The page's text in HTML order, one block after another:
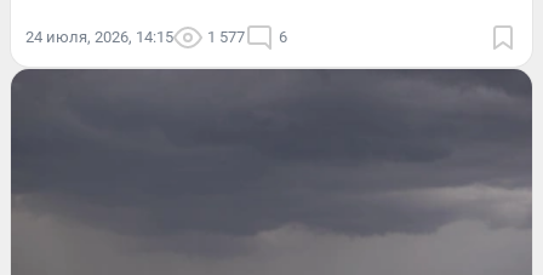
24 июля, 2026, 14:15 1 577 6